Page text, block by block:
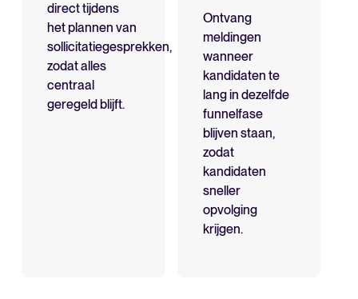
direct tijdens
het plannen van
sollicitatiegesprekken,
zodat alles
centraal
geregeld blijft.
Ontvang
meldingen
wanneer
kandidaten te
lang in dezelfde
funnelfase
blijven staan,
zodat
kandidaten
sneller
opvolging
krijgen.